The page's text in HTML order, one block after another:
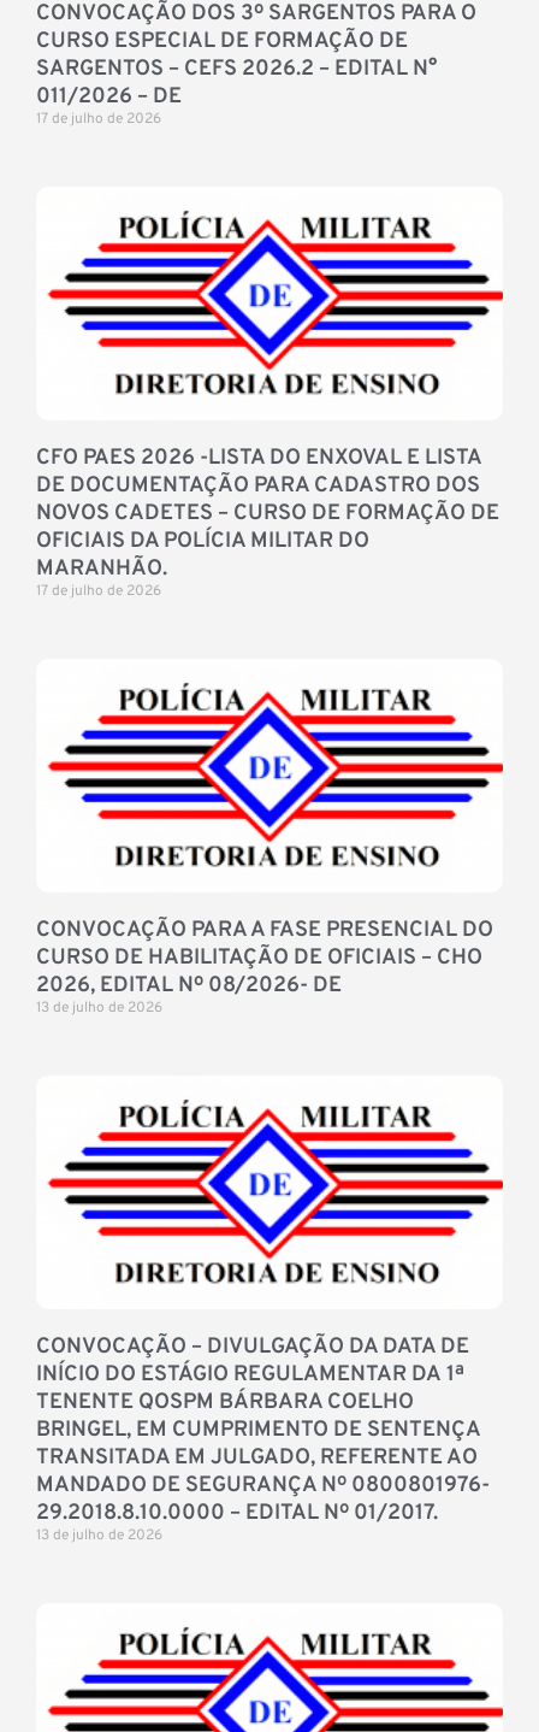
CONVOCAÇÃO DOS 3º SARGENTOS PARA O
CURSO ESPECIAL DE FORMAÇÃO DE
SARGENTOS – CEFS 2026.2 – EDITAL N°
011/2026 – DE
17 de julho de 2026
CFO PAES 2026 -LISTA DO ENXOVAL E LISTA
DE DOCUMENTAÇÃO PARA CADASTRO DOS
NOVOS CADETES – CURSO DE FORMAÇÃO DE
OFICIAIS DA POLÍCIA MILITAR DO
MARANHÃO.
17 de julho de 2026
CONVOCAÇÃO PARA A FASE PRESENCIAL DO
CURSO DE HABILITAÇÃO DE OFICIAIS – CHO
2026, EDITAL Nº 08/2026- DE
13 de julho de 2026
CONVOCAÇÃO – DIVULGAÇÃO DA DATA DE
INÍCIO DO ESTÁGIO REGULAMENTAR DA 1ª
TENENTE QOSPM BÁRBARA COELHO
BRINGEL, EM CUMPRIMENTO DE SENTENÇA
TRANSITADA EM JULGADO, REFERENTE AO
MANDADO DE SEGURANÇA Nº 0800801976-
29.2018.8.10.0000 – EDITAL Nº 01/2017.
13 de julho de 2026